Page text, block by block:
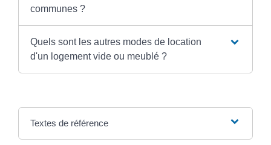
communes ?
Quels sont les autres modes de location
d'un logement vide ou meublé ?
Textes de référence